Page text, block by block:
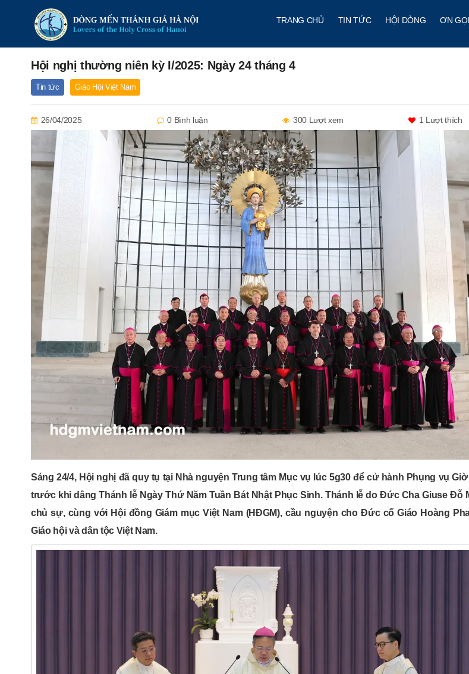
TRANG CHỦ TIN TỨC HỘI DÒNG ƠN GỌI
Hội nghị thường niên kỳ I/2025: Ngày 24 tháng 4
Tin tức Giáo Hội Việt Nam
26/04/2025 0 Bình luận 300 Lượt xem 1 Lượt thích
Sáng 24/4, Hội nghị đã quy tụ tại Nhà nguyện Trung tâm Mục vụ lúc 5g30 để cử hành Phụng vụ
trước khi dâng Thánh lễ Ngày Thứ Năm Tuần Bát Nhật Phục Sinh. Thánh lễ do Đức Cha Giuse Đỗ
chủ sự, cùng với Hội đồng Giám mục Việt Nam (HĐGM), cầu nguyện cho Đức cố Giáo Hoàng
Giáo hội và dân tộc Việt Nam.